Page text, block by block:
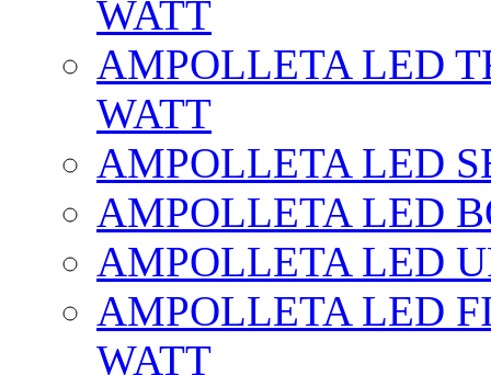
WATT
AMPOLLETA LED
WATT
AMPOLLETA LED
AMPOLLETA LED
AMPOLLETA LED
AMPOLLETA LED
WATT